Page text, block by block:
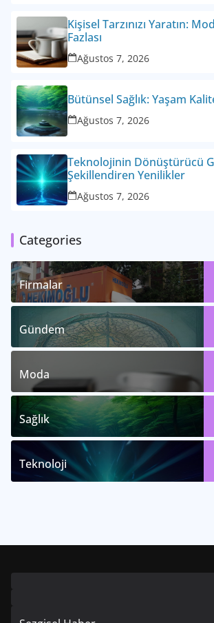
Kişisel Tarzınızı Yaratın:
Fazlası
Ağustos 7, 2026
Bütünsel Sağlık: Yaşam
Ağustos 7, 2026
Teknolojinin Dönüştürücü
Şekillendiren Yenilikler
Ağustos 7, 2026
Categories
Firmalar
Gündem
Moda
Sağlık
Teknoloji